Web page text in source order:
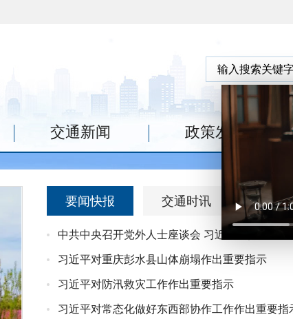
交通新闻 政策发布
要闻快报 交通时讯
中共中央召开党外人士座谈会 习近平主持并发表
习近平对重庆彭水县山体崩塌作出重要指示
习近平对防汛救灾工作作出重要指示